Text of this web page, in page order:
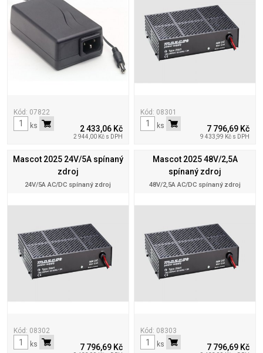
Kód: 07822
2 433,06 Kč
2 944,00 Kč s DPH
ks
Kód: 08301
7 796,69 Kč
9 433,99 Kč s DPH
ks
Mascot 2025 24V/5A spínaný
zdroj
24V/5A AC/DC spínaný zdroj
Kód: 08302
7 796,69 Kč
ks
Mascot 2025 48V/2,5A
spínaný zdroj
48V/2,5A AC/DC spínaný zdroj
Kód: 08303
7 796,69 Kč
ks